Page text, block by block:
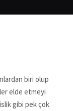
biri olup
elde etmeyi
gibi pek çok